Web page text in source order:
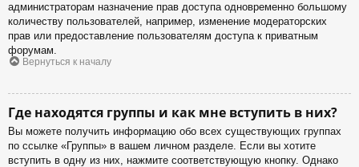
администраторам назначение прав доступа одновременно большому
количеству пользователей, например, изменение модераторских
прав или предоставление пользователям доступа к приватным
форумам.
Вернуться к началу
Где находятся группы и как мне вступить в них?
Вы можете получить информацию обо всех существующих группах
по ссылке «Группы» в вашем личном разделе. Если вы хотите
вступить в одну из них, нажмите соответствующую кнопку. Однако